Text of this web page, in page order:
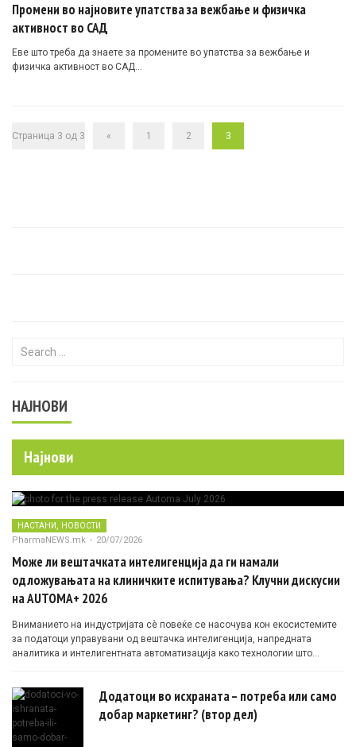
Промени во најновите упатства за вежбање и физичка
активност во САД
Еве што треба да знаете за промените во упатства за вежбање и
физичка активност во САД…
Страница 3 од 3 « 1 2 3
Search for:
НАЈНОВИ
Најнови
НАСТАНИ, НОВОСТИ
PharmaNEWS.mk - 20/07/2026
Може ли вештачката интелигенција да ги намали
одложувањата на клиничките испитувања? Клучни дискусии
на AUTOMA+ 2026
Вниманието на индустријата сè повеќе се насочува кон екосистемите
за податоци управувани од вештачка интелигенција, напредната
аналитика и интелигентната автоматизација како технологии што
Додатоци во исхраната – потреба или само
добар маркетинг? (втор дел)